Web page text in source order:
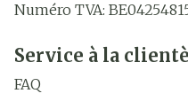
Numéro TVA:
Service à la
FAQ